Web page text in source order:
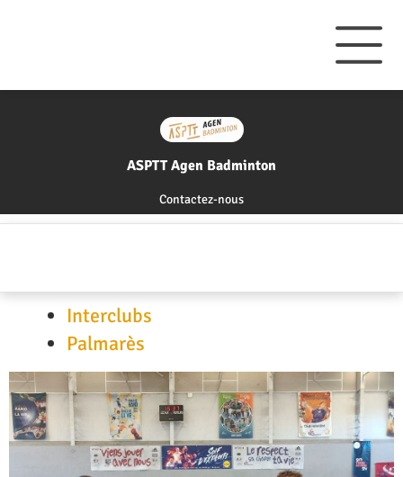
ASPTT Agen Badminton
Contactez-nous
Interclubs
Palmarès